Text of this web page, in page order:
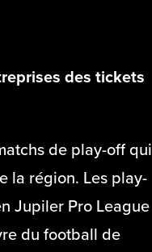
des tickets
de play-off qui
la région. Les play-
Jupiler Pro League
du football de